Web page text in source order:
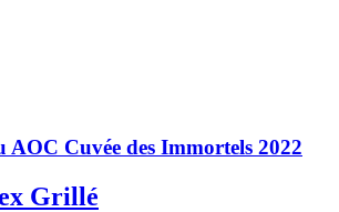
Cuvée des Immortels 2022
Grillé